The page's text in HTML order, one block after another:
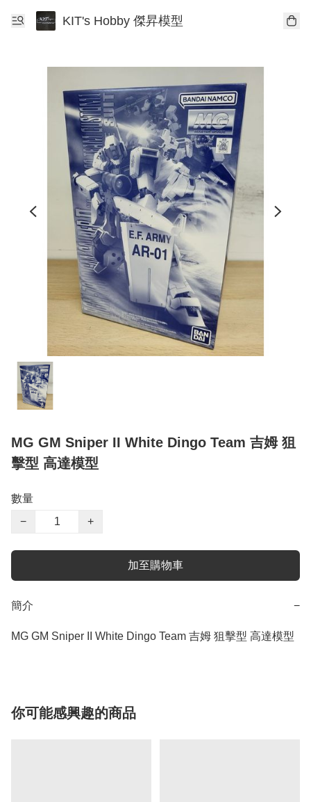
KIT's Hobby 傑昇模型
MG GM Sniper II White Dingo Team 吉姆 狙
擊型 高達模型
數量
−
+
加至購物車
簡介 −
MG GM Sniper II White Dingo Team 吉姆 狙擊型 高達模型
你可能感興趣的商品